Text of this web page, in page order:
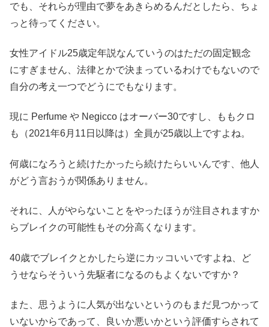
でも、それらが理由で夢をあきらめるんだとしたら、ちょ
っと待ってください。
女性アイドル25歳定年説なんていうのはただの固定観念
にすぎません、法律とかで決まっているわけでもないので
自分の考え一つでどうにでもなります。
現に Perfume や Negicco はオーバー30ですし、ももクロ
も（2021年6月11日以降は）全員が25歳以上ですよね。
何歳になろうと続けたかったら続けたらいいんです、他人
がどう言おうが関係ありません。
それに、人がやらないことをやったほうが注目されますか
らブレイクの可能性もその分高くなります。
40歳でブレイクとかしたら逆にカッコいいですよね、ど
うせならそういう先駆者になるのもよくないですか？
また、思うように人気が出ないというのもまだ見つかって
いないからであって、良いか悪いかという評価すらされて